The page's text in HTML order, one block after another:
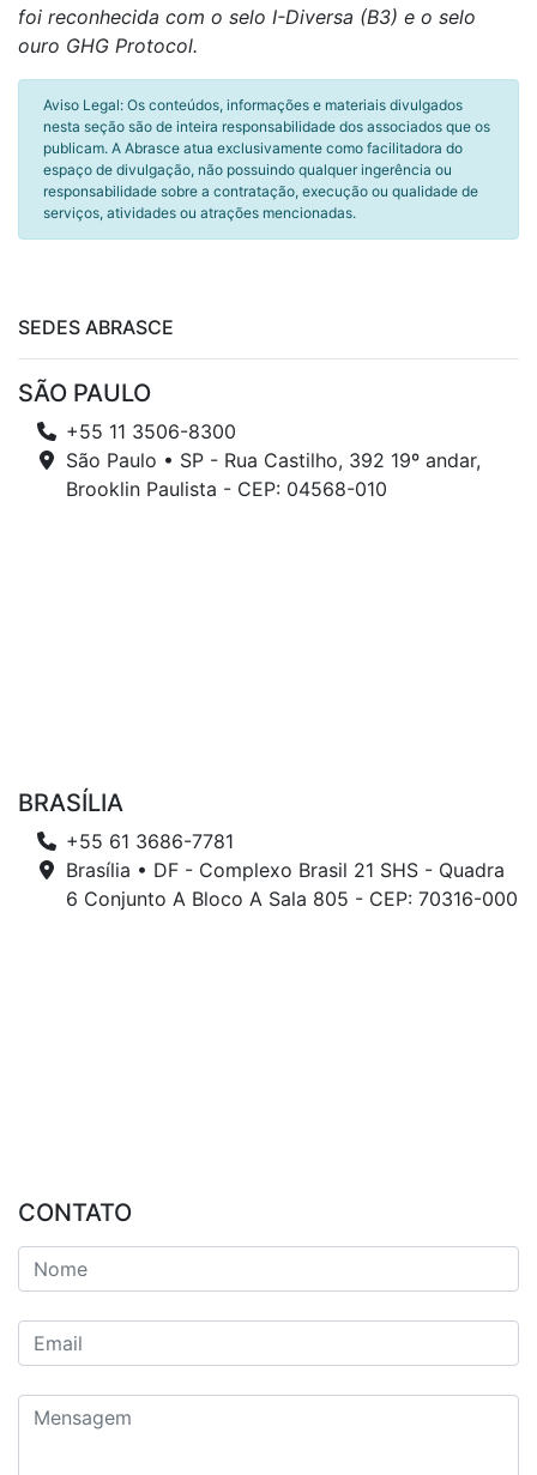
foi reconhecida com o selo I-Diversa (B3) e o selo
ouro GHG Protocol.
Aviso Legal: Os conteúdos, informações e materiais divulgados
nesta seção são de inteira responsabilidade dos associados que os
publicam. A Abrasce atua exclusivamente como facilitadora do
espaço de divulgação, não possuindo qualquer ingerência ou
responsabilidade sobre a contratação, execução ou qualidade de
serviços, atividades ou atrações mencionadas.
SEDES ABRASCE
SÃO PAULO
+55 11 3506-8300
São Paulo • SP - Rua Castilho, 392 19º andar,
Brooklin Paulista - CEP: 04568-010
BRASÍLIA
+55 61 3686-7781
Brasília • DF - Complexo Brasil 21 SHS - Quadra
6 Conjunto A Bloco A Sala 805 - CEP: 70316-000
CONTATO